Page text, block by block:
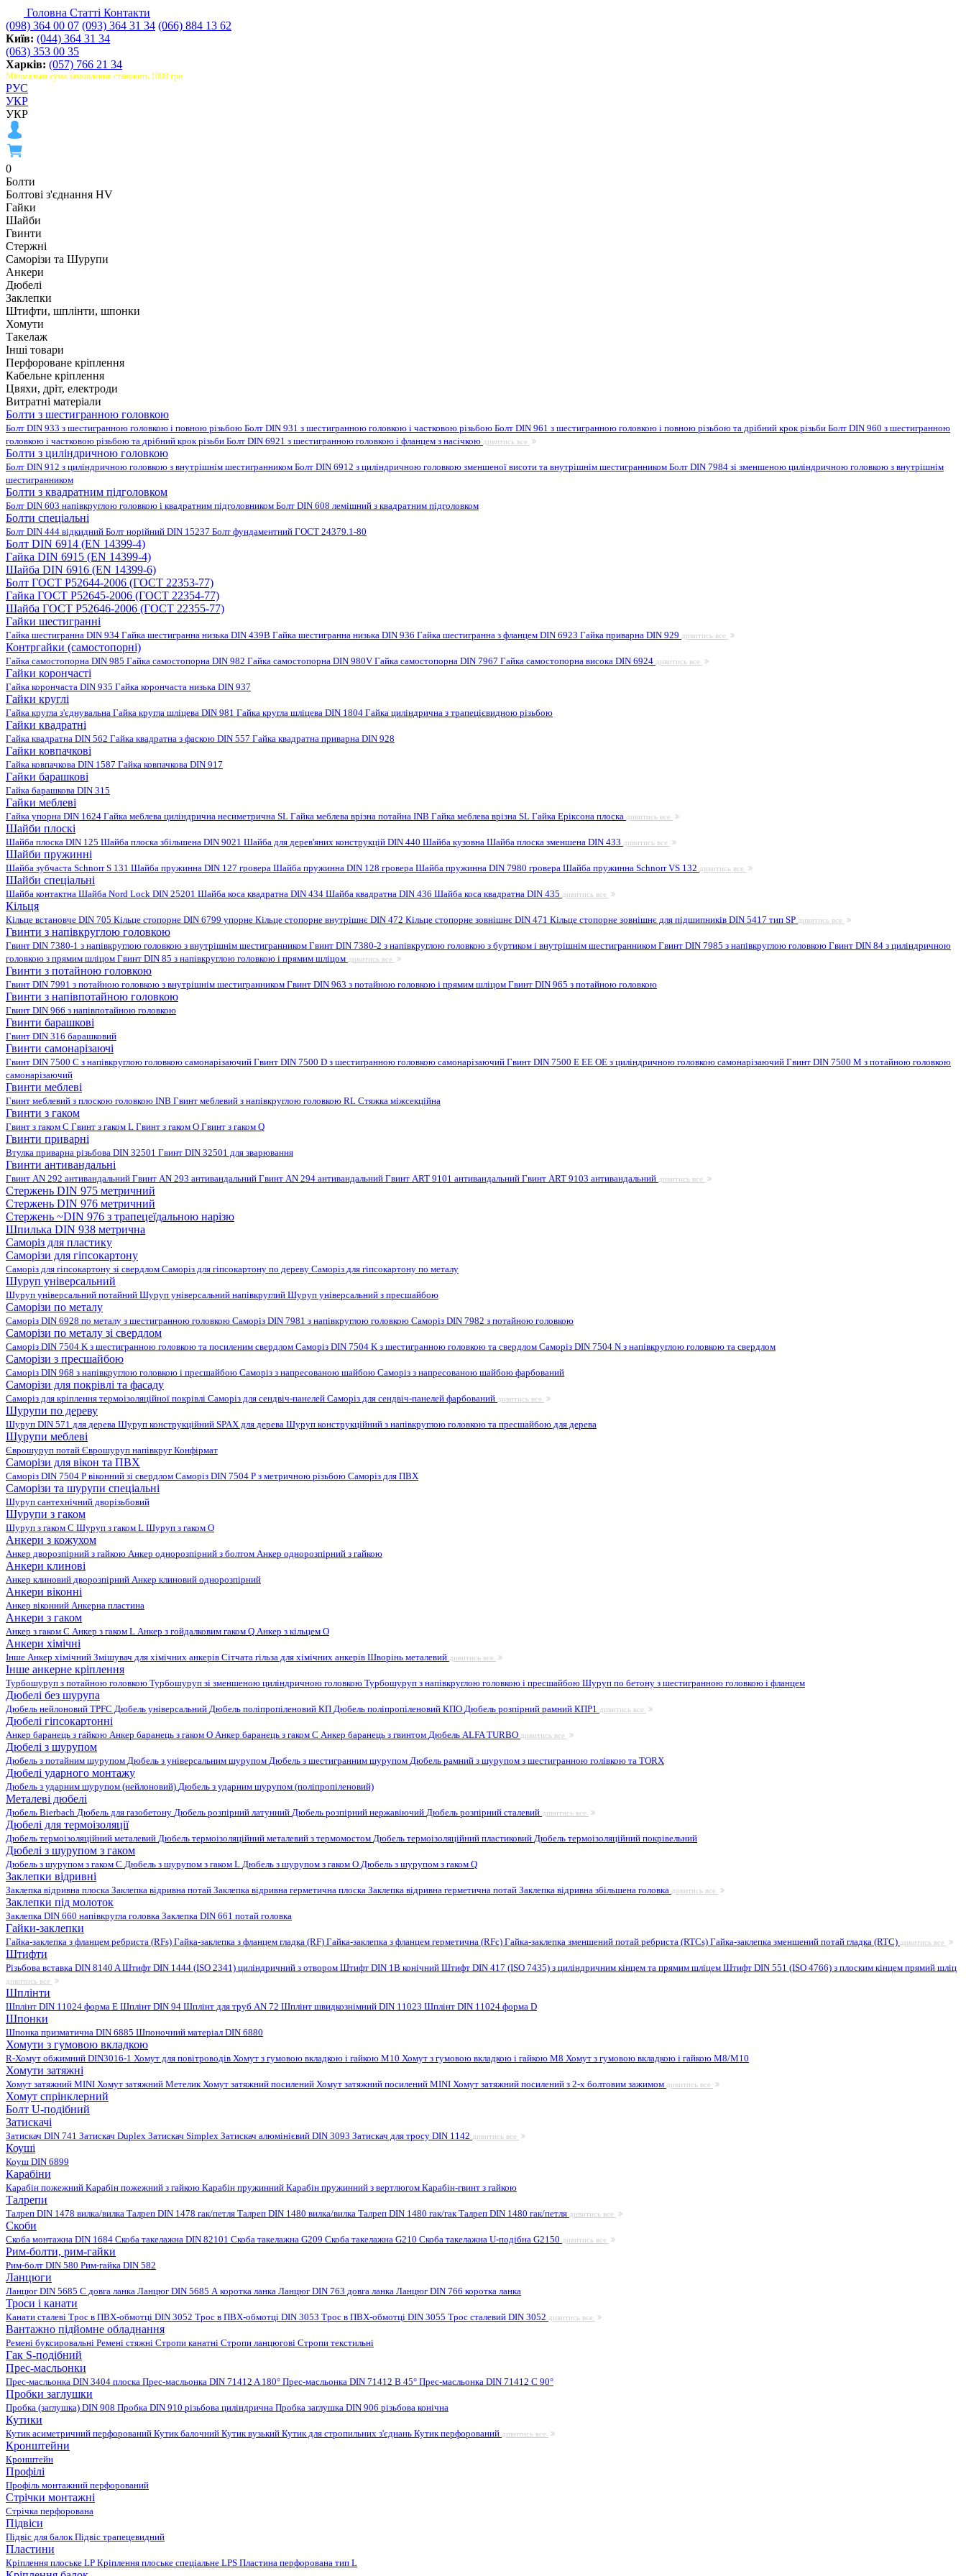
Головна Статті Контакти
(098) 364 00 07 (093) 364 31 34 (066) 884 13 62
Київ: (044) 364 31 34
(063) 353 00 35
Харків: (057) 766 21 34
Мінімальна сума замовлення становить 1000 грн
РУС
УКР
УКР
0
Болти
Болтові з'єднання HV
Гайки
Шайби
Гвинти
Стержні
Саморізи та Шурупи
Анкери
Дюбелі
Заклепки
Штифти, шплінти, шпонки
Хомути
Такелаж
Інші товари
Перфороване кріплення
Кабельне кріплення
Цвяхи, дріт, електроди
Витратні матеріали
Болти з шестигранною головкою
Болт DIN 933 з шестигранною головкою і повною різьбою Болт DIN 931 з шестигранною головкою і частковою різьбою Болт DIN 961 з шестигранною головкою і повною різьбою та дрібний крок різьби Болт DIN 960 з шестигранною
головкою і частковою різьбою та дрібний крок різьби Болт DIN 6921 з шестигранною головкою і фланцем з насічкою дивитись все
Болти з циліндричною головкою
Болт DIN 912 з циліндричною головкою з внутрішнім шестигранником Болт DIN 6912 з циліндричною головкою зменшеної висоти та внутрішнім шестигранником Болт DIN 7984 зі зменшеною циліндричною головкою з внутрішнім
шестигранником
Болти з квадратним підголовком
Болт DIN 603 напівкруглою головкою і квадратним підголовником Болт DIN 608 лемішний з квадратним підголовком
Болти спеціальні
Болт DIN 444 відкидний Болт норійний DIN 15237 Болт фундаментний ГОСТ 24379.1-80
Болт DIN 6914 (EN 14399-4)
Гайка DIN 6915 (EN 14399-4)
Шайба DIN 6916 (EN 14399-6)
Болт ГОСТ Р52644-2006 (ГОСТ 22353-77)
Гайка ГОСТ Р52645-2006 (ГОСТ 22354-77)
Шайба ГОСТ Р52646-2006 (ГОСТ 22355-77)
Гайки шестигранні
Гайка шестигранна DIN 934 Гайка шестигранна низька DIN 439B Гайка шестигранна низька DIN 936 Гайка шестигранна з фланцем DIN 6923 Гайка приварна DIN 929 дивитись все
Контргайки (самостопорні)
Гайка самостопорна DIN 985 Гайка самостопорна DIN 982 Гайка самостопорна DIN 980V Гайка самостопорна DIN 7967 Гайка самостопорна висока DIN 6924 дивитись все
Гайки корончасті
Гайка корончаста DIN 935 Гайка корончаста низька DIN 937
Гайки круглі
Гайка кругла з'єднувальна Гайка кругла шліцева DIN 981 Гайка кругла шліцева DIN 1804 Гайка циліндрична з трапецієвидною різьбою
Гайки квадратні
Гайка квадратна DIN 562 Гайка квадратна з фаскою DIN 557 Гайка квадратна приварна DIN 928
Гайки ковпачкові
Гайка ковпачкова DIN 1587 Гайка ковпачкова DIN 917
Гайки барашкові
Гайка барашкова DIN 315
Гайки меблеві
Гайка упорна DIN 1624 Гайка меблева циліндрична несиметрична SL Гайка меблева врізна потайна INB Гайка меблева врізна SL Гайка Еріксона плоска дивитись все
Шайби плоскі
Шайба плоска DIN 125 Шайба плоска збільшена DIN 9021 Шайба для дерев'яних конструкцій DIN 440 Шайба кузовна Шайба плоска зменшена DIN 433 дивитись все
Шайби пружинні
Шайба зубчаста Schnorr S 131 Шайба пружинна DIN 127 гровера Шайба пружинна DIN 128 гровера Шайба пружинна DIN 7980 гровера Шайба пружинна Schnorr VS 132 дивитись все
Шайби спеціальні
Шайба контактна Шайба Nord Lock DIN 25201 Шайба коса квадратна DIN 434 Шайба квадратна DIN 436 Шайба коса квадратна DIN 435 дивитись все
Кільця
Кільце встановче DIN 705 Кільце стопорне DIN 6799 упорне Кільце стопорне внутрішнє DIN 472 Кільце стопорне зовнішнє DIN 471 Кільце стопорне зовнішнє для підшипників DIN 5417 тип SP дивитись все
Гвинти з напівкруглою головкою
Гвинт DIN 7380-1 з напівкруглою головкою з внутрішнім шестигранником Гвинт DIN 7380-2 з напівкруглою головкою з буртиком і внутрішнім шестигранником Гвинт DIN 7985 з напівкруглою головкою Гвинт DIN 84 з циліндричною
головкою з прямим шліцом Гвинт DIN 85 з напівкруглою головкою і прямим шліцом дивитись все
Гвинти з потайною головкою
Гвинт DIN 7991 з потайною головкою з внутрішнім шестигранником Гвинт DIN 963 з потайною головкою і прямим шліцом Гвинт DIN 965 з потайною головкою
Гвинти з напівпотайною головкою
Гвинт DIN 966 з напівпотайною головкою
Гвинти барашкові
Гвинт DIN 316 барашковий
Гвинти самонарізаючі
Гвинт DIN 7500 C з напівкруглою головкою самонарізаючий Гвинт DIN 7500 D з шестигранною головкою самонарізаючий Гвинт DIN 7500 E EE OE з циліндричною головкою самонарізаючий Гвинт DIN 7500 M з потайною головкою
самонарізаючий
Гвинти меблеві
Гвинт меблевий з плоскою головкою INB Гвинт меблевий з напівкруглою головкою RL Стяжка міжсекційна
Гвинти з гаком
Гвинт з гаком C Гвинт з гаком L Гвинт з гаком O Гвинт з гаком Q
Гвинти приварні
Втулка приварна різьбова DIN 32501 Гвинт DIN 32501 для зварювання
Гвинти антивандальні
Гвинт AN 292 антивандальний Гвинт AN 293 антивандальний Гвинт AN 294 антивандальний Гвинт ART 9101 антивандальний Гвинт ART 9103 антивандальний дивитись все
Стержень DIN 975 метричний
Стержень DIN 976 метричний
Стержень ~DIN 976 з трапецеїдальною нарізю
Шпилька DIN 938 метрична
Саморіз для пластику
Саморізи для гіпсокартону
Саморіз для гіпсокартону зі свердлом Саморіз для гіпсокартону по дереву Саморіз для гіпсокартону по металу
Шуруп універсальний
Шуруп універсальний потайний Шуруп універсальний напівкруглий Шуруп універсальний з пресшайбою
Саморізи по металу
Саморіз DIN 6928 по металу з шестигранною головкою Саморіз DIN 7981 з напівкруглою головкою Саморіз DIN 7982 з потайною головкою
Саморізи по металу зі свердлом
Саморіз DIN 7504 K з шестигранною головкою та посиленим свердлом Саморіз DIN 7504 K з шестигранною головкою та свердлом Саморіз DIN 7504 N з напівкруглою головкою та свердлом
Саморізи з пресшайбою
Саморіз DIN 968 з напівкруглою головкою і пресшайбою Саморіз з напресованою шайбою Саморіз з напресованою шайбою фарбований
Саморізи для покрівлі та фасаду
Саморіз для кріплення термоізоляційної покрівлі Саморіз для сендвіч-панелей Саморіз для сендвіч-панелей фарбований дивитись все
Шурупи по дереву
Шуруп DIN 571 для дерева Шуруп конструкційний SPAX для дерева Шуруп конструкційний з напівкруглою головкою та пресшайбою для дерева
Шурупи меблеві
Єврошуруп потай Єврошуруп напівкруг Конфірмат
Саморізи для вікон та ПВХ
Саморіз DIN 7504 P віконний зі свердлом Саморіз DIN 7504 P з метричною різьбою Саморіз для ПВХ
Саморізи та шурупи спеціальні
Шуруп сантехнічний дворізьбовий
Шурупи з гаком
Шуруп з гаком C Шуруп з гаком L Шуруп з гаком O
Анкери з кожухом
Анкер дворозпірний з гайкою Анкер однорозпірний з болтом Анкер однорозпірний з гайкою
Анкери клинові
Анкер клиновий дворозпірний Анкер клиновий однорозпірний
Анкери віконні
Анкер віконний Анкерна пластина
Анкери з гаком
Анкер з гаком C Анкер з гаком L Анкер з гойдалковим гаком Q Анкер з кільцем O
Анкери хімічні
Інше Анкер хімічний Змішувач для хімічних анкерів Сітчата гільза для хімічних анкерів Шворінь металевий дивитись все
Інше анкерне кріплення
Турбошуруп з потайною головкою Турбошуруп зі зменшеною циліндричною головкою Турбошуруп з напівкруглою головкою і пресшайбою Шуруп по бетону з шестигранною головкою і фланцем
Дюбелі без шурупа
Дюбель нейлоновий TPFC Дюбель універсальний Дюбель поліпропіленовий КП Дюбель поліпропіленовий КПО Дюбель розпірний рамний КПР1 дивитись все
Дюбелі гіпсокартонні
Анкер баранець з гайкою Анкер баранець з гаком O Анкер баранець з гаком С Анкер баранець з гвинтом Дюбель ALFA TURBO дивитись все
Дюбелі з шурупом
Дюбель з потайним шурупом Дюбель з універсальним шурупом Дюбель з шестигранним шурупом Дюбель рамний з шурупом з шестигранною голівкою та TORX
Дюбелі ударного монтажу
Дюбель з ударним шурупом (нейлоновий) Дюбель з ударним шурупом (поліпропіленовий)
Металеві дюбелі
Дюбель Bierbach Дюбель для газобетону Дюбель розпірний латунний Дюбель розпірний нержавіючий Дюбель розпірний сталевий дивитись все
Дюбелі для термоізоляції
Дюбель термоізоляційний металевий Дюбель термоізоляційний металевий з термомостом Дюбель термоізоляційний пластиковий Дюбель термоізоляційний покрівельний
Дюбелі з шурупом з гаком
Дюбель з шурупом з гаком C Дюбель з шурупом з гаком L Дюбель з шурупом з гаком O Дюбель з шурупом з гаком Q
Заклепки відривні
Заклепка відривна плоска Заклепка відривна потай Заклепка відривна герметична плоска Заклепка відривна герметична потай Заклепка відривна збільшена головка дивитись все
Заклепки під молоток
Заклепка DIN 660 напівкругла головка Заклепка DIN 661 потай головка
Гайки-заклепки
Гайка-заклепка з фланцем ребриста (RFs) Гайка-заклепка з фланцем гладка (RF) Гайка-заклепка з фланцем герметична (RFc) Гайка-заклепка зменшений потай ребриста (RTCs) Гайка-заклепка зменшений потай гладка (RTC) дивитись все
Штифти
Різьбова вставка DIN 8140 AШтифт DIN 1444 (ISO 2341) циліндричний з отвором Штифт DIN 1B конічний Штифт DIN 417 (ISO 7435) з циліндричним кінцем та прямим шліцем Штифт DIN 551 (ISO 4766) з плоским кінцем прямий шліц
дивитись все
Шплінти
Шплінт DIN 11024 форма E Шплінт DIN 94 Шплінт для труб AN 72 Шплінт швидкознімний DIN 11023 Шплінт DIN 11024 форма D
Шпонки
Шпонка призматична DIN 6885 Шпоночний матеріал DIN 6880
Хомути з гумовою вкладкою
R-Хомут обжимний DIN3016-1 Хомут для повітроводів Хомут з гумовою вкладкою і гайкою M10 Хомут з гумовою вкладкою і гайкою M8 Хомут з гумовою вкладкою і гайкою М8/M10
Хомути затяжні
Хомут затяжний MINI Хомут затяжний МетеликХомут затяжний посилений Хомут затяжний посилений MINI Хомут затяжний посилений з 2-х болтовим зажимом дивитись все
Хомут спрінклерний
Болт U-подібний
Затискачі
Затискач DIN 741 Затискач Duplex Затискач Simplex Затискач алюмінієвий DIN 3093 Затискач для тросу DIN 1142 дивитись все
Коуші
Коуш DIN 6899
Карабіни
Карабін пожежний Карабін пожежний з гайкою Карабін пружинний Карабін пружинний з вертлюгом Карабін-гвинт з гайкою
Талрепи
Талреп DIN 1478 вилка/вилка Талреп DIN 1478 гак/петля Талреп DIN 1480 вилка/вилка Талреп DIN 1480 гак/гакТалреп DIN 1480 гак/петля дивитись все
Скоби
Скоба монтажна DIN 1684 Скоба такелажна DIN 82101 Скоба такелажна G209 Скоба такелажна G210 Скоба такелажна U-подібна G2150 дивитись все
Рим-болти, рим-гайки
Рим-болт DIN 580 Рим-гайка DIN 582
Ланцюги
Ланцюг DIN 5685 C довга ланка Ланцюг DIN 5685 А коротка ланка Ланцюг DIN 763 довга ланка Ланцюг DIN 766 коротка ланка
Троси і канати
Канати сталеві Трос в ПВХ-обмотці DIN 3052 Трос в ПВХ-обмотці DIN 3053 Трос в ПВХ-обмотці DIN 3055 Трос сталевий DIN 3052 дивитись все
Вантажно підйомне обладнання
Ремені буксировальні Ремені стяжні Стропи канатні Стропи ланцюгові Стропи текстильні
Гак S-подібний
Прес-масльонки
Прес-масльонка DIN 3404 плоска Прес-масльонка DIN 71412 A 180° Прес-масльонка DIN 71412 B 45° Прес-масльонка DIN 71412 C 90°
Пробки заглушки
Пробка (заглушка) DIN 908 Пробка DIN 910 різьбова циліндрична Пробка заглушка DIN 906 різьбова конічна
Кутики
Кутик асиметричний перфорований Кутик балочний Кутик вузький Кутик для стропильних з'єднань Кутик перфорований дивитись все
Кронштейни
Кронштейн
Профілі
Профіль монтажний перфорований
Стрічки монтажні
Стрічка перфорована
Підвіси
Підвіс для балокПідвіс трапецевидний
Пластини
Кріплення плоське LP Кріплення плоське спеціальне LPS Пластина перфорована тип L